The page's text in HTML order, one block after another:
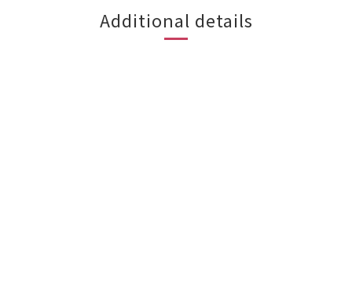
Additional details